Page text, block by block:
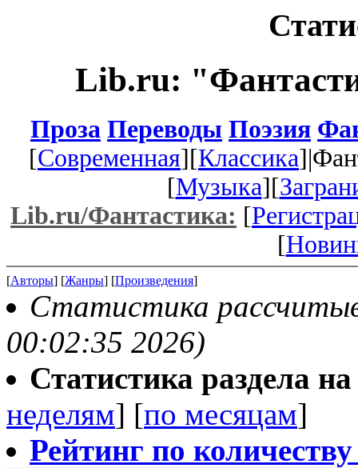
Lib.ru:
Проза Переводы Поэзия
[Современная][Классика
[Музыка][
Lib.ru/Фантастика: [
[
[Авторы] [Жанры] [Произведения]
Статистика
00:02:35 2026)
Статистика раздела
неделям] [по месяцам]
Рейтинг по